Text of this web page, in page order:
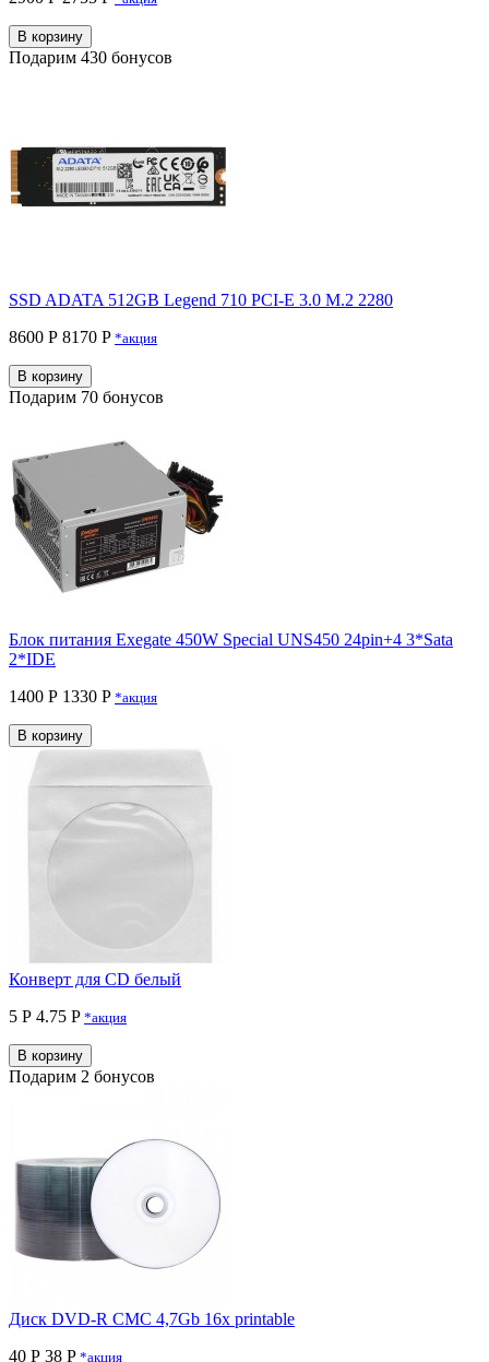
В корзину
Подарим 430 бонусов
SSD ADATA 512GB Legend 710 PCI-E 3.0 M.2 2280
8600 Р 8170 P *акция
В корзину
Подарим 70 бонусов
Блок питания Exegate 450W Special UNS450 24pin+4 3*Sata
2*IDE
1400 Р 1330 P *акция
В корзину
Конверт для CD белый
5 Р 4.75 P *акция
В корзину
Подарим 2 бонусов
Диск DVD-R CMC 4,7Gb 16x printable
40 Р 38 P *акция